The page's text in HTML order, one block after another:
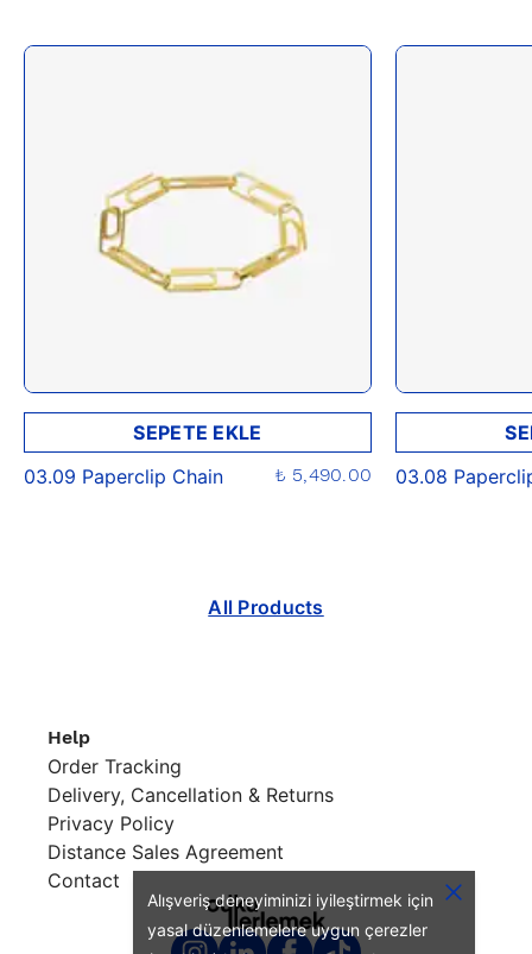
Alışveriş deneyiminizi iyileştirmek için
yasal düzenlemelere uygun çerezler
SEPETE EKLE
03.09 Paperclip Chain
₺ 5,490.00
03.08
All Products
Help
Order Tracking
Delivery, Cancellation & Returns
Privacy Policy
Distance Sales Agreement
Contact